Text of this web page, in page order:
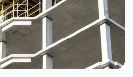
та індивідуальний
клієнта;
спектру ризиків;
та гнучкі умови сплати